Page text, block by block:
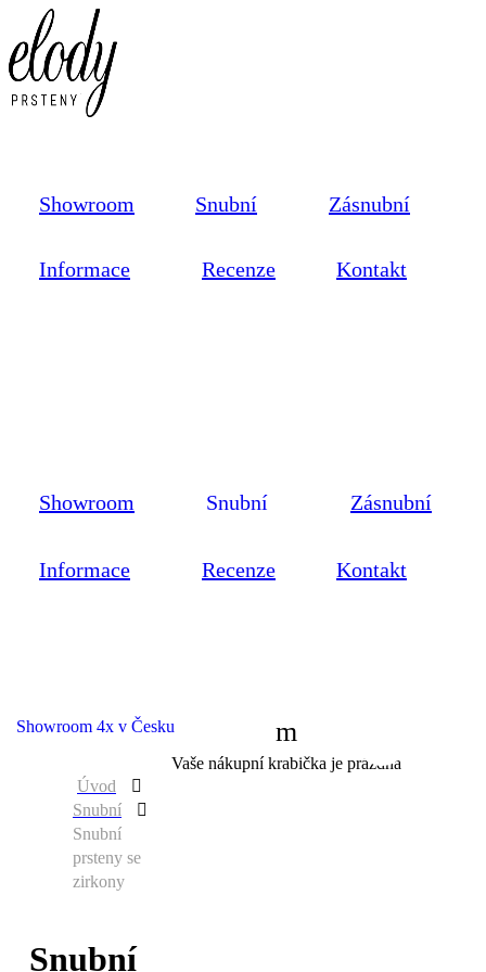
Showroom Snubní Zásnubní
Informace Recenze Kontakt
Showroom Snubní Zásnubní
Informace Recenze Kontakt
Vaše nákupní krabička je prázdná
Showroom 4x v Česku
Úvod
Snubní
Snubní
prsteny se
zirkony
Snubní